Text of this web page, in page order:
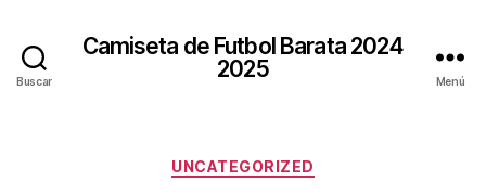
Buscar
Camiseta de Futbol Barata 2024
2025
Menú
Categorías
UNCATEGORIZED